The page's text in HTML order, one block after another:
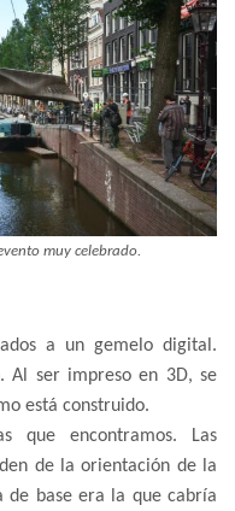
muy celebrado.
a un gemelo digital.
Al ser impreso en 3D, se
está construido.
que encontramos. Las
de la orientación de la
de base era la que cabría